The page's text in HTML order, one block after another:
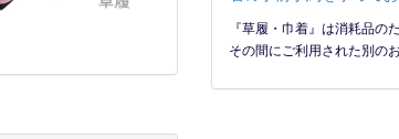
『草履・巾着』は消耗品
その間にご利用された別の